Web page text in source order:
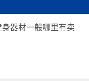
器材一般哪里有卖